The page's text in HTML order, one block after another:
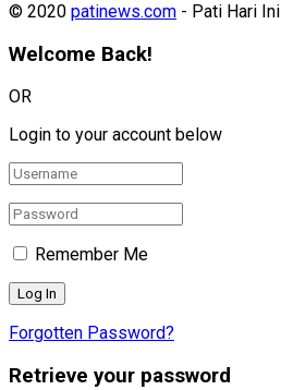
© 2020 patinews.com - Pati Hari Ini
Welcome Back!
OR
Login to your account below
Remember Me
Forgotten Password?
Retrieve your password